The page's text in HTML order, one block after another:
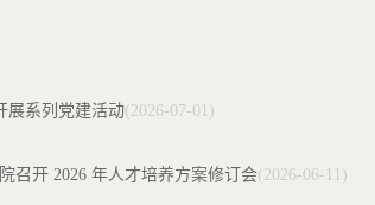
展系列党建活动(2026-07-01)
开 2026 年人才培养方案修订会(2026-06-11)